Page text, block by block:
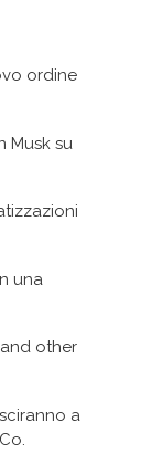
ordine
Musk su
una
other
a